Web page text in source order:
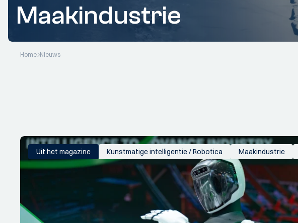
Maakindustrie
Home Nieuws
Uit het magazine Kunstmatige intelligentie / Robotica Maakindustrie